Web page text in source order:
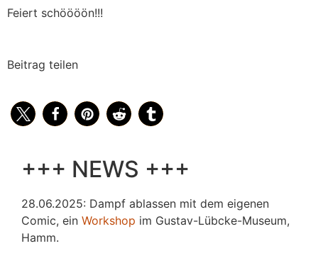
Feiert schöööön!!!
Beitrag teilen
+++ NEWS +++
28.06.2025: Dampf ablassen mit dem eigenen
Comic, ein Workshop im Gustav-Lübcke-Museum,
Hamm.